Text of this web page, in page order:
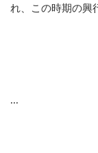
れ、この時期の興
...